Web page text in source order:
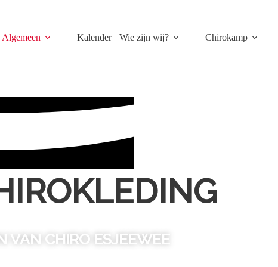
Algemeen Kalender Wie zijn wij? Chirokamp
VAN CHIRO ESJEEWEE